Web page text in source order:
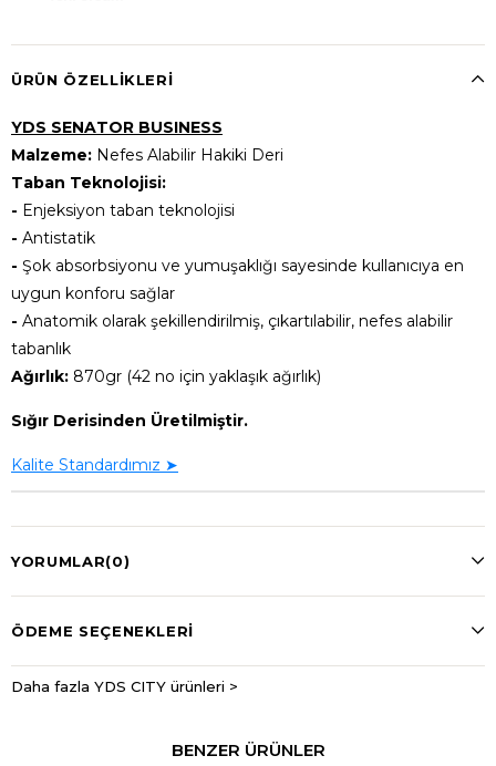
ÜRÜN ÖZELLIKLERI
YDS SENATOR BUSINESS
Malzeme: Nefes Alabilir Hakiki Deri
Taban Teknolojisi:
- Enjeksiyon taban teknolojisi
- Antistatik
- Şok absorbsiyonu ve yumuşaklığı sayesinde kullanıcıya en
uygun konforu sağlar
- Anatomik olarak şekillendirilmiş, çıkartılabilir, nefes alabilir
tabanlık
Ağırlık: 870gr (42 no için yaklaşık ağırlık)
Sığır Derisinden Üretilmiştir.
Kalite Standardımız ➤
YORUMLAR(0)
ÖDEME SEÇENEKLERI
Daha fazla YDS CITY ürünleri >
BENZER ÜRÜNLER